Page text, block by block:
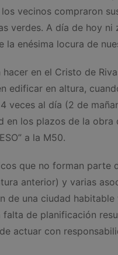
vecinos compraron
verdes. A día de hoy
la enésima locura de
en el Cristo de
edificar en altura,
veces al día (2 de
en los plazos de la
a la M50.
que no forman parte
anterior) y varias
de una ciudad
de planificación
actuar con